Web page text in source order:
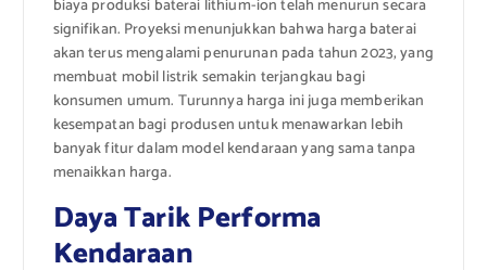
biaya produksi baterai lithium-ion telah menurun secara
signifikan. Proyeksi menunjukkan bahwa harga baterai
akan terus mengalami penurunan pada tahun 2023, yang
membuat mobil listrik semakin terjangkau bagi
konsumen umum. Turunnya harga ini juga memberikan
kesempatan bagi produsen untuk menawarkan lebih
banyak fitur dalam model kendaraan yang sama tanpa
menaikkan harga.
Daya Tarik Performa
Kendaraan